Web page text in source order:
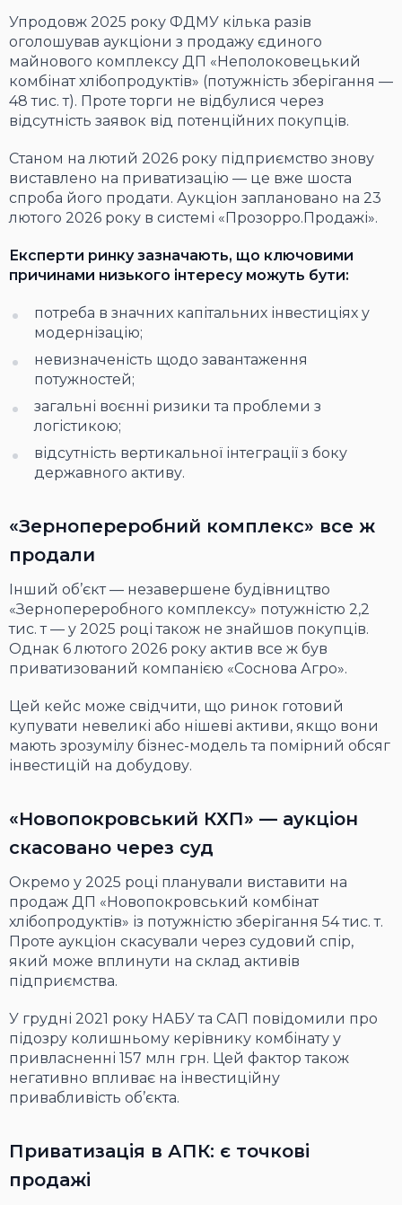
Упродовж 2025 року ФДМУ кілька разів
оголошував аукціони з продажу єдиного
майнового комплексу ДП «Неполоковецький
комбінат хлібопродуктів» (потужність зберігання —
48 тис. т). Проте торги не відбулися через
відсутність заявок від потенційних покупців.
Станом на лютий 2026 року підприємство знову
виставлено на приватизацію — це вже шоста
спроба його продати. Аукціон заплановано на 23
лютого 2026 року в системі «Прозорро.Продажі».
Експерти ринку зазначають, що ключовими
причинами низького інтересу можуть бути:
потреба в значних капітальних інвестиціях у
модернізацію;
невизначеність щодо завантаження
потужностей;
загальні воєнні ризики та проблеми з
логістикою;
відсутність вертикальної інтеграції з боку
державного активу.
«Зернопереробний комплекс» все ж
продали
Інший об’єкт — незавершене будівництво
«Зернопереробного комплексу» потужністю 2,2
тис. т — у 2025 році також не знайшов покупців.
Однак 6 лютого 2026 року актив все ж був
приватизований компанією «Соснова Агро».
Цей кейс може свідчити, що ринок готовий
купувати невеликі або нішеві активи, якщо вони
мають зрозумілу бізнес-модель та помірний обсяг
інвестицій на добудову.
«Новопокровський КХП» — аукціон
скасовано через суд
Окремо у 2025 році планували виставити на
продаж ДП «Новопокровський комбінат
хлібопродуктів» із потужністю зберігання 54 тис. т.
Проте аукціон скасували через судовий спір,
який може вплинути на склад активів
підприємства.
У грудні 2021 року НАБУта САП повідомили про
підозру колишньому керівнику комбінату у
привласненні 157 млн грн. Цей фактор також
негативно впливає на інвестиційну
привабливість об’єкта.
Приватизація в АПК: є точкові
продажі